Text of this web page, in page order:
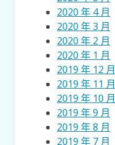
2020 年 4 月
2020 年 3 月
2020 年 2 月
2020 年 1 月
2019 年 12 月
2019 年 11 月
2019 年 10 月
2019 年 9 月
2019 年 8 月
2019 年 7 月